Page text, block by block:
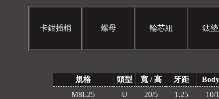
卡鉗插梢 螺母 輪芯組 鈦
規格 頭型 寬 / 高 牙距
M8L25
U 20/5 1.25
10/